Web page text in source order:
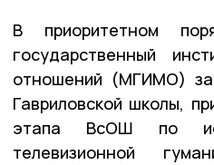
В приоритетном
государственный
отношений (МГИМО)
Гавриловской школы,
этапа ВсОШ по
телевизионной